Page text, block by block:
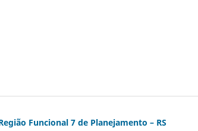
Funcional 7 de Planejamento – RS